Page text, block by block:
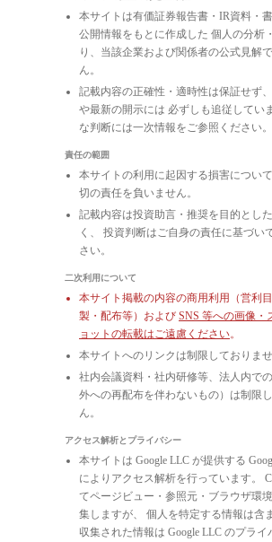
本サイトは有価証券報告書・IR資料・
公開情報をもとに作成した 個人の分析
り、当該企業および関係者の公式見解
ん。
記載内容の正確性・適時性は保証せず
や最新の開示には 必ずしも追従してい
な判断には一次情報をご参照ください。
責任の範囲
本サイトの利用に起因する損害につい
切の責任を負いません。
記載内容は投資助言・推奨を目的とし
く、 投資判断はご自身の責任に基づい
さい。
二次利用について
本サイト掲載の内容の商用利用（営利
製・配布等）および SNS 等への画像・
ョットの転載はご遠慮ください。
本サイトへのリンクは制限しておりませ
社内会議資料・社内研修等、法人内で
外への再配布を伴わないもの）は制限
ん。
アクセス解析とプライバシー
本サイトは Google LLC が提供する
によりアクセス解析を行っています。
てページビュー・参照元・ブラウザ環
集しますが、 個人を特定する情報は含
収集された情報は Google LLC のプライ